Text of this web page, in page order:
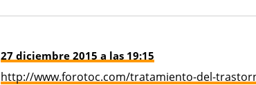
27 diciembre 2015 a las 19:15
http://www.forotoc.com/tratamiento-del-